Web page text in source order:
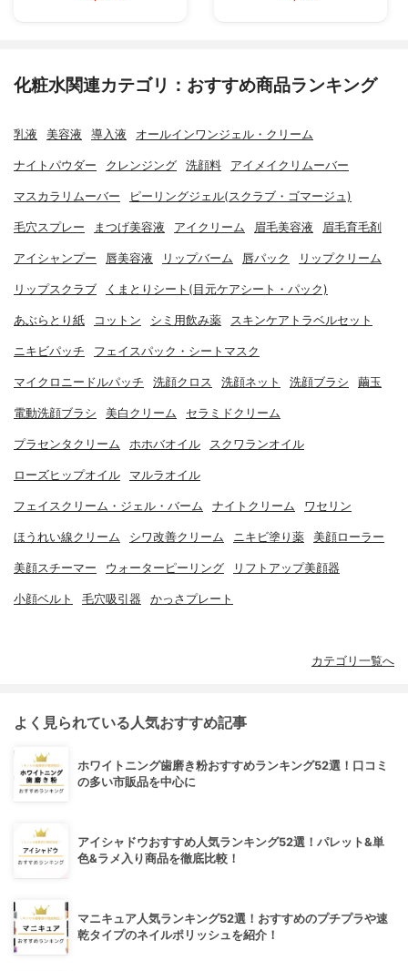
化粧水関連カテゴリ：おすすめ商品ランキング
乳液 美容液 導入液 オールインワンジェル・クリーム
ナイトパウダー クレンジング 洗顔料 アイメイクリムーバー
マスカラリムーバー ピーリングジェル(スクラブ・ゴマージュ)
毛穴スプレー まつげ美容液 アイクリーム 眉毛美容液 眉毛育毛剤
アイシャンプー 唇美容液 リップバーム 唇パック リップクリーム
リップスクラブ くまとりシート(目元ケアシート・パック)
あぶらとり紙 コットン シミ用飲み薬 スキンケアトラベルセット
ニキビパッチ フェイスパック・シートマスク
マイクロニードルパッチ 洗顔クロス 洗顔ネット 洗顔ブラシ 繭玉
電動洗顔ブラシ 美白クリーム セラミドクリーム
プラセンタクリーム ホホバオイル スクワランオイル
ローズヒップオイル マルラオイル
フェイスクリーム・ジェル・バーム ナイトクリーム ワセリン
ほうれい線クリーム シワ改善クリーム ニキビ塗り薬 美顔ローラー
美顔スチーマー ウォーターピーリング リフトアップ美顔器
小顔ベルト 毛穴吸引器 かっさプレート
カテゴリ一覧へ
よく見られている人気おすすめ記事
ホワイトニング歯磨き粉おすすめランキング52選！口コミ
の多い市販品を中心に
アイシャドウおすすめ人気ランキング52選！パレット&単
色&ラメ入り商品を徹底比較！
マニキュア人気ランキング52選！おすすめのプチプラや速
乾タイプのネイルポリッシュを紹介！